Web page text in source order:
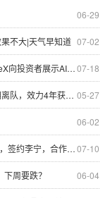
06-29
07-02
不大|天气早知道
07-18
资者展示AI原型机
05-27
效力4年获得3冠
06-02
07-10
，合作还包括高尔夫
06-04
周要跌？